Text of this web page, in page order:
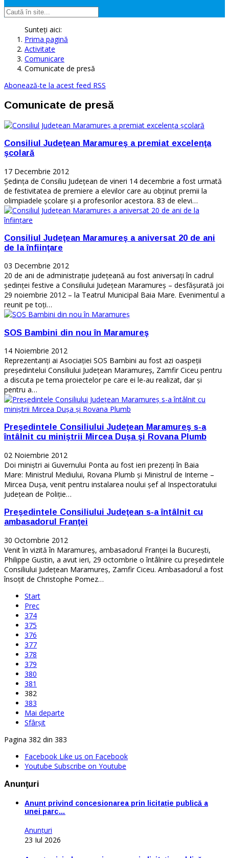
Sunteți aici:
Prima pagină
Activitate
Comunicare
Comunicate de presă
Abonează-te la acest feed RSS
Comunicate de presă
Consiliul Judeţean Maramureş a premiat excelenţa
şcolară
17 Decembrie 2012
Ședinţa de Consiliu Judeţean de vineri 14 decembrie a fost urmată
de festivitatea de premiere a elevilor care au obţinut premii la
olimpiadele şcolare şi a profesorilor acestora. 83 de elevi…
Consiliul Judeţean Maramureş a aniversat 20 de ani
de la înfiinţare
03 Decembrie 2012
20 de ani de administraţie judeţeană au fost aniversaţi în cadrul
şedinţei festive a Consiliului Judeţean Maramureş – desfăşurată joi
29 noiembrie 2012 – la Teatrul Municipal Baia Mare. Evenimentul a
reunit pe toţi…
SOS Bambini din nou în Maramureş
14 Noiembrie 2012
Reprezentanţi ai Asociaţiei SOS Bambini au fost azi oaspeţii
preşedintelui Consiliului Judeţean Maramureş, Zamfir Ciceu pentru
a discuta pe tema proiectelor pe care ei le-au realizat, dar şi
pentru a…
Preşedintele Consiliului Judeţean Maramureş s-a
întâlnit cu miniştrii Mircea Duşa şi Rovana Plumb
02 Noiembrie 2012
Doi miniştri ai Guvernului Ponta au fost ieri prezenţi în Baia
Mare: Ministrul Mediului, Rovana Plumb şi Ministrul de Interne –
Mircea Duşa, venit pentru instalarea noului şef al Inspectoratului
Judeţean de Poliţie…
Preşedintele Consiliului Judeţean s-a întâlnit cu
ambasadorul Franţei
30 Octombrie 2012
Venit în vizită în Maramureş, ambasadorul Franţei la Bucureşti,
Philippe Gustin, a avut ieri, 29 octombrie o întâlnire cu preşedintele
Consiliului Judeţean Maramureş, Zamfir Ciceu. Ambasadorul a fost
însoţit de Christophe Pomez…
Start
Prec
374
375
376
377
378
379
380
381
382
383
Mai departe
Sfârșit
Pagina 382 din 383
Facebook Like us on Facebook
Youtube Subscribe on Youtube
Anunţuri
Anunț privind concesionarea prin licitație publică a
unei parc…
Anunţuri
23 Iul 2026